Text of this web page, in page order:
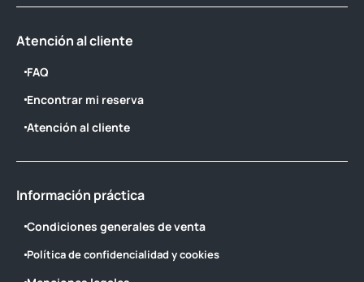
Atención al cliente
FAQ
Encontrar mi reserva
Atención al cliente
Información práctica
Condiciones generales de venta
Política de confidencialidad y cookies